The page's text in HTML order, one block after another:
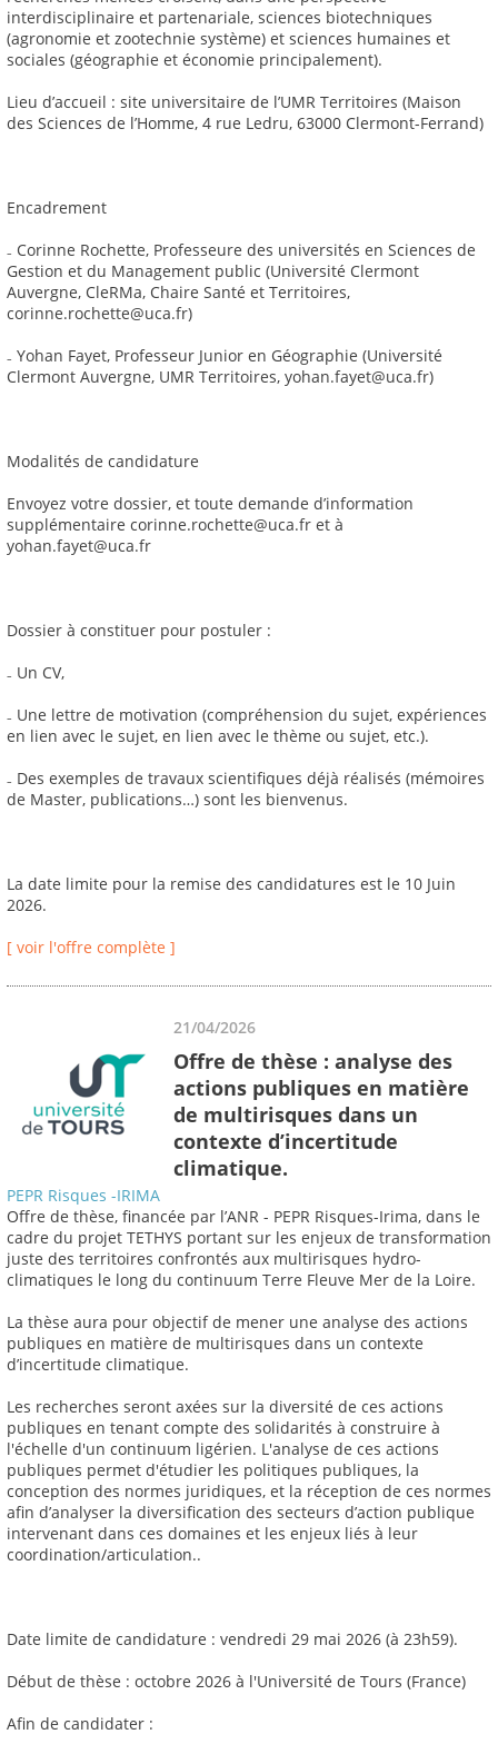
interdisciplinaire et partenariale, sciences biotechniques
(agronomie et zootechnie système) et sciences humaines et
sociales (géographie et économie principalement).
Lieu d’accueil : site universitaire de l’UMR Territoires (Maison
des Sciences de l’Homme, 4 rue Ledru, 63000 Clermont-Ferrand)
Encadrement
₋ Corinne Rochette, Professeure des universités en Sciences de
Gestion et du Management public (Université Clermont
Auvergne, CleRMa, Chaire Santé et Territoires,
corinne.rochette@uca.fr)
₋ Yohan Fayet, Professeur Junior en Géographie (Université
Clermont Auvergne, UMR Territoires, yohan.fayet@uca.fr)
Modalités de candidature
Envoyez votre dossier, et toute demande d’information
supplémentaire corinne.rochette@uca.fr et à
yohan.fayet@uca.fr
Dossier à constituer pour postuler :
₋ Un CV,
₋ Une lettre de motivation (compréhension du sujet, expériences
en lien avec le sujet, en lien avec le thème ou sujet, etc.).
₋ Des exemples de travaux scientifiques déjà réalisés (mémoires
de Master, publications…) sont les bienvenus.
La date limite pour la remise des candidatures est le 10 Juin
2026.
[ voir l'offre complète ]
21/04/2026
Offre de thèse : analyse des
actions publiques en matière
de multirisques dans un
contexte d’incertitude
climatique.
PEPR Risques -IRIMA
Offre de thèse, financée par l’ANR - PEPR Risques-Irima, dans le
cadre du projet TETHYS portant sur les enjeux de transformation
juste des territoires confrontés aux multirisques hydro-
climatiques le long du continuum Terre Fleuve Mer de la Loire.
La thèse aura pour objectif de mener une analyse des actions
publiques en matière de multirisques dans un contexte
d’incertitude climatique.
Les recherches seront axées sur la diversité de ces actions
publiques en tenant compte des solidarités à construire à
l'échelle d'un continuum ligérien. L'analyse de ces actions
publiques permet d'étudier les politiques publiques, la
conception des normes juridiques, et la réception de ces normes
afin d’analyser la diversification des secteurs d’action publique
intervenant dans ces domaines et les enjeux liés à leur
coordination/articulation..
Date limite de candidature : vendredi 29 mai 2026 (à 23h59).
Début de thèse : octobre 2026 à l'Université de Tours (France)
Afin de candidater :